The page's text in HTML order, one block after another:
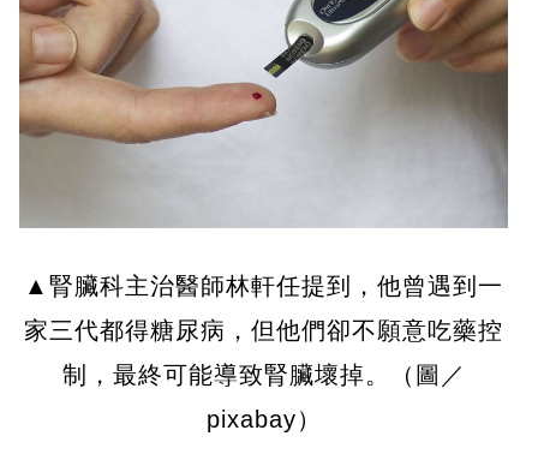
▲腎臟科主治醫師林軒任提到，他曾遇到一
家三代都得糖尿病，但他們卻不願意吃藥控
制，最終可能導致腎臟壞掉。（圖／
pixabay）